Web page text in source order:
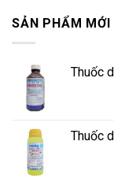
SẢN PHẨM MỚI
Thuốc
Thuốc